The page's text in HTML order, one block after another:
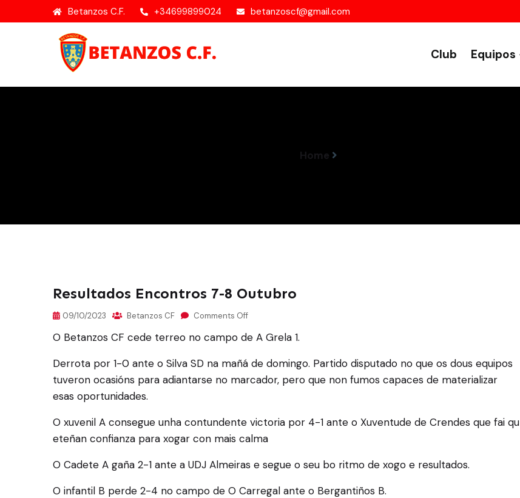
Betanzos C.F. +34699899024 betanzoscf@gmail.com
Club Equipos
Home
Resultados Encontros 7-8 Outubro
09/10/2023 Betanzos CF Comments Off
O Betanzos CF cede terreo no campo de A Grela 1.
Derrota por 1-0 ante o Silva SD na mañá de domingo. Partido disputado no que os dous equipos
tuveron ocasións para adiantarse no marcador, pero que non fumos capaces de materializar
esas oportunidades.
O xuvenil A consegue unha contundente victoria por 4-1 ante o Xuventude de Crendes que fai qu
eteñan confianza para xogar con mais calma
O Cadete A gaña 2-1 ante a UDJ Almeiras e segue o seu bo ritmo de xogo e resultados.
O infantil B perde 2-4 no campo de O Carregal ante o Bergantiños B.